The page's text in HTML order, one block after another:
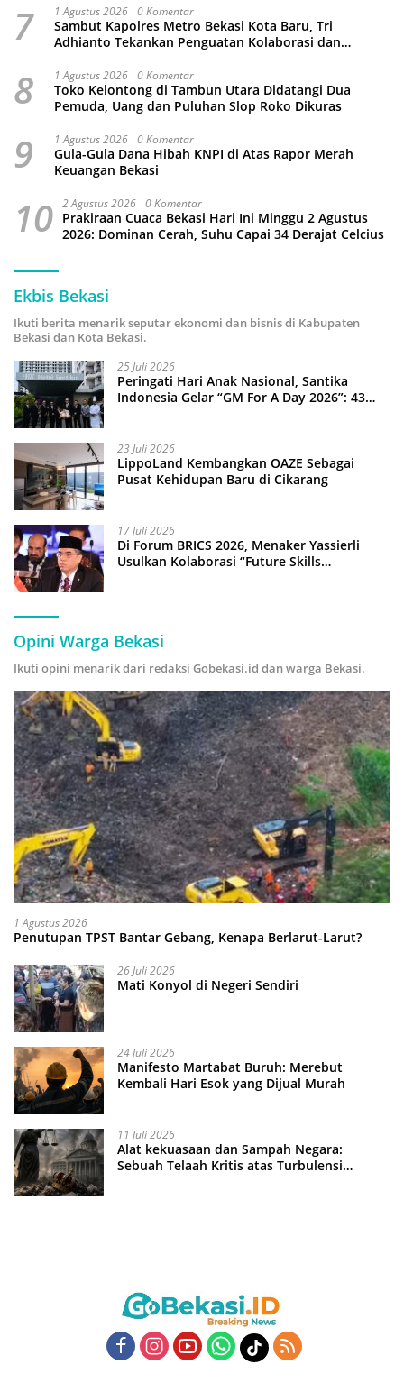
7 1 Agustus 2026 0 Komentar
Sambut Kapolres Metro Bekasi Kota Baru, Tri
Adhianto Tekankan Penguatan Kolaborasi dan
8 1 Agustus 2026 0 Komentar
Toko Kelontong di Tambun Utara Didatangi Dua
Pemuda, Uang dan Puluhan Slop Roko Dikuras
9 1 Agustus 2026 0 Komentar
Gula-Gula Dana Hibah KNPI di Atas Rapor Merah
Keuangan Bekasi
10 2 Agustus 2026 0 Komentar
Prakiraan Cuaca Bekasi Hari Ini Minggu 2 Agustus
2026: Dominan Cerah, Suhu Capai 34 Derajat Celcius
Ekbis Bekasi
Ikuti berita menarik seputar ekonomi dan bisnis di Kabupaten
Bekasi dan Kota Bekasi.
25 Juli 2026
Peringati Hari Anak Nasional, Santika
Indonesia Gelar “GM For A Day 2026”: 43
23 Juli 2026
LippoLand Kembangkan OAZE Sebagai
Pusat Kehidupan Baru di Cikarang
17 Juli 2026
Di Forum BRICS 2026, Menaker Yassierli
Usulkan Kolaborasi “Future Skills
Opini Warga Bekasi
Ikuti opini menarik dari redaksi Gobekasi.id dan warga Bekasi.
1 Agustus 2026
Penutupan TPST Bantar Gebang, Kenapa Berlarut-Larut?
26 Juli 2026
Mati Konyol di Negeri Sendiri
24 Juli 2026
Manifesto Martabat Buruh: Merebut
Kembali Hari Esok yang Dijual Murah
11 Juli 2026
Alat kekuasaan dan Sampah Negara:
Sebuah Telaah Kritis atas Turbulensi